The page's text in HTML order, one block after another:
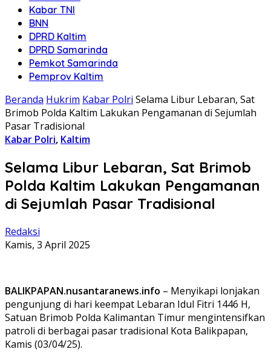
Kabar TNI
BNN
DPRD Kaltim
DPRD Samarinda
Pemkot Samarinda
Pemprov Kaltim
Beranda Hukrim Kabar Polri Selama Libur Lebaran, Sat
Brimob Polda Kaltim Lakukan Pengamanan di Sejumlah
Pasar Tradisional
Kabar Polri, Kaltim
Selama Libur Lebaran, Sat Brimob
Polda Kaltim Lakukan Pengamanan
di Sejumlah Pasar Tradisional
Redaksi
Kamis, 3 April 2025
BALIKPAPAN.nusantaranews.info – Menyikapi lonjakan
pengunjung di hari keempat Lebaran Idul Fitri 1446 H,
Satuan Brimob Polda Kalimantan Timur mengintensifkan
patroli di berbagai pasar tradisional Kota Balikpapan,
Kamis (03/04/25).